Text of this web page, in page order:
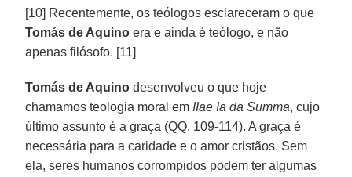
[10] Recentemente, os teólogos esclareceram o que
Tomás de Aquino era e ainda é teólogo, e não
apenas filósofo. [11]
Tomás de Aquino desenvolveu o que hoje
chamamos teologia moral em IIae Ia da Summa, cujo
último assunto é a graça (QQ. 109-114). A graça é
necessária para a caridade e o amor cristãos. Sem
ela, seres humanos corrompidos podem ter algumas